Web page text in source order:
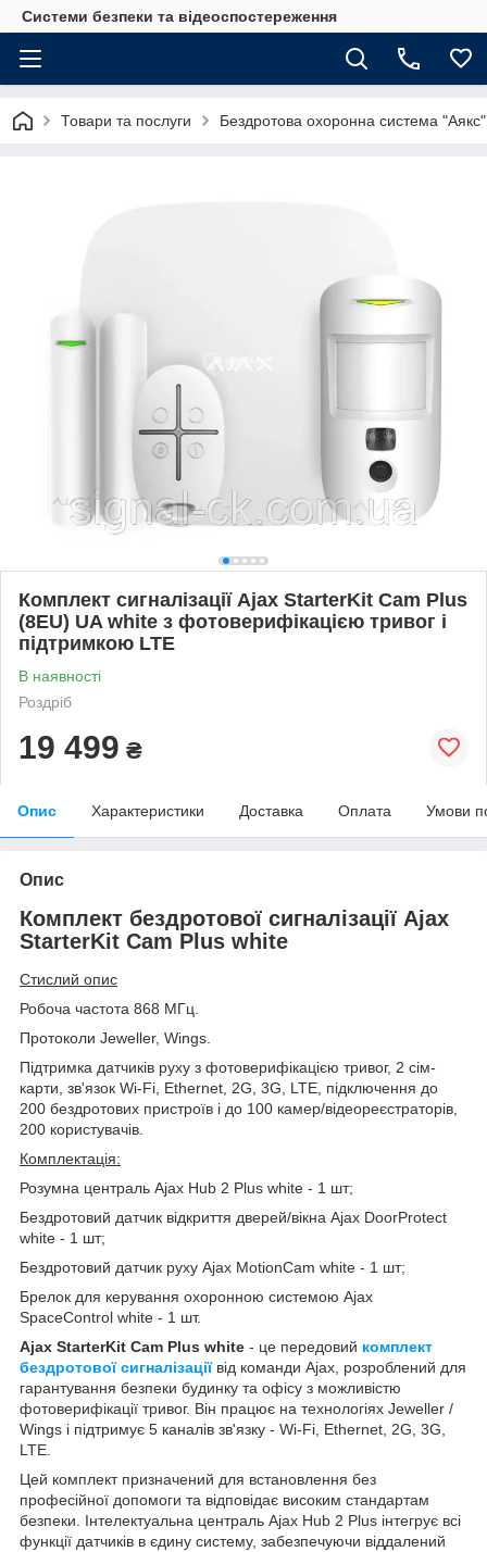
Системи безпеки та відеоспостереження
Товари та послуги Бездротова охоронна система "Аякс"
Комплект сигналізації Ajax StarterKit Cam Plus
(8EU) UA white з фотоверифікацією тривог і
підтримкою LTE
В наявності
Роздріб
19 499 ₴
Опис Характеристики Доставка Оплата Умови
Опис
Комплект бездротової сигналізації Ajax
StarterKit Cam Plus white
Стислий опис
Робоча частота 868 МГц.
Протоколи Jeweller, Wings.
Підтримка датчиків руху з фотоверифікацією тривог, 2 сім-
карти, зв'язок Wi-Fi, Ethernet, 2G, 3G, LTE, підключення до
200 бездротових пристроїв і до 100 камер/відеореєстраторів,
200 користувачів.
Комплектація:
Розумна централь Ajax Hub 2 Plus white - 1 шт;
Бездротовий датчик відкриття дверей/вікна Ajax DoorProtect
white - 1 шт;
Бездротовий датчик руху Ajax MotionCam white - 1 шт;
Брелок для керування охоронною системою Ajax
SpaceControl white - 1 шт.
Ajax StarterKit Cam Plus white - це передовий комплект
бездротової сигналізації від команди Ajax, розроблений для
гарантування безпеки будинку та офісу з можливістю
фотоверифікації тривог. Він працює на технологіях Jeweller /
Wings і підтримує 5 каналів зв'язку - Wi-Fi, Ethernet, 2G, 3G,
LTE.
Цей комплект призначений для встановлення без
професійної допомоги та відповідає високим стандартам
безпеки. Інтелектуальна централь Ajax Hub 2 Plus інтегрує всі
функції датчиків в єдину систему, забезпечуючи віддалений